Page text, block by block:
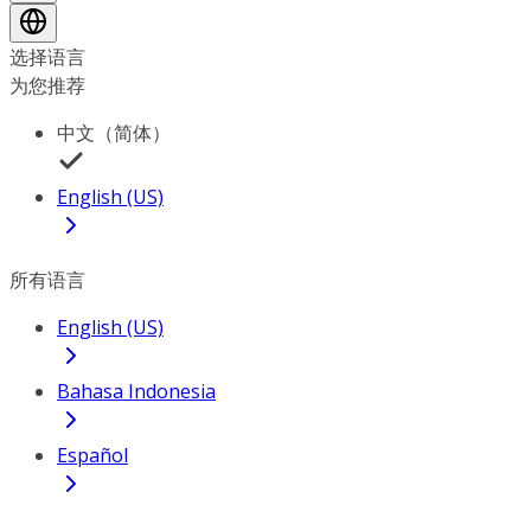
选择语言
为您推荐
中文（简体）
English (US)
所有语言
English (US)
Bahasa Indonesia
Español